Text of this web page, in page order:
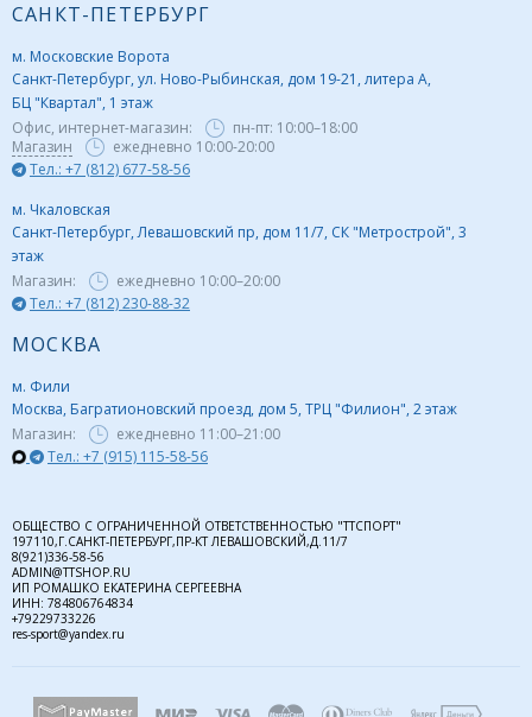
САНКТ-ПЕТЕРБУРГ
м. Московские Ворота
Санкт-Петербург, ул. Ново-Рыбинская, дом 19-21, литера А,
БЦ "Квартал", 1 этаж
Офис, интернет-магазин:
пн-пт: 10:00–18:00
Магазин
ежедневно 10:00-20:00
Тел.: +7 (812) 677-58-56
м. Чкаловская
Санкт-Петербург, Левашовский пр, дом 11/7, СК "Метрострой", 3
этаж
Магазин:
ежедневно 10:00–20:00
Тел.: +7 (812) 230-88-32
МОСКВА
м. Фили
Москва, Багратионовский проезд, дом 5, ТРЦ "Филион", 2 этаж
Магазин:
ежедневно 11:00–21:00
Тел.: +7 (915) 115-58-56
ОБЩЕСТВО С ОГРАНИЧЕННОЙ ОТВЕТСТВЕННОСТЬЮ "ТТСПОРТ"
197110,Г.САНКТ-ПЕТЕРБУРГ,ПР-КТ ЛЕВАШОВСКИЙ,Д.11/7
8(921)336-58-56
ADMIN@TTSHOP.RU
ИП РОМАШКО ЕКАТЕРИНА СЕРГЕЕВНА
ИНН: 784806764834
+79229733226
res-sport@yandex.ru